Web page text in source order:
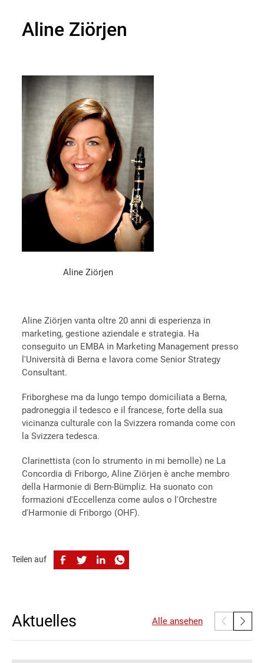
Aline Ziörjen
Aline Ziörjen
Aline Ziörjen vanta oltre 20 anni di esperienza in
marketing, gestione aziendale e strategia. Ha
conseguito un EMBA in Marketing Management presso
l'Università di Berna e lavora come Senior Strategy
Consultant.
Friborghese ma da lungo tempo domiciliata a Berna,
padroneggia il tedesco e il francese, forte della sua
vicinanza culturale con la Svizzera romanda come con
la Svizzera tedesca.
Clarinettista (con lo strumento in mi bemolle) ne La
Concordia di Friborgo, Aline Ziörjen è anche membro
della Harmonie di Bern-Bümpliz. Ha suonato con
formazioni d'Eccellenza come aulos o l'Orchestre
d'Harmonie di Friborgo (OHF).
Teilen auf
Aktuelles Alle ansehen